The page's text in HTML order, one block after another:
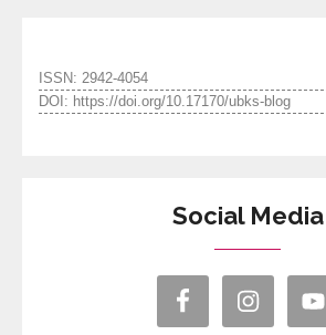
ISSN: 2942-4054
DOI: https://doi.org/10.17170/ubks-blog
Social Media